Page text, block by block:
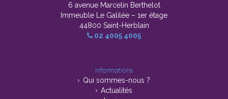
6 avenue Marcelin Berthelot
Immeuble Le Galilée – 1er étage
44800 Saint-Herblain
02 4005 4005
Informations
Qui sommes-nous ?
Actualités